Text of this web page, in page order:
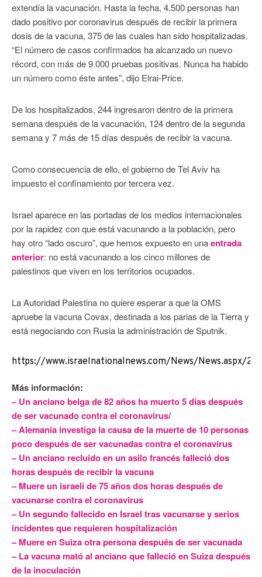
extendía la vacunación. Hasta la fecha, 4.500 personas han
dado positivo por coronavirus después de recibir la primera
dosis de la vacuna, 375 de las cuales han sido hospitalizadas.
“El número de casos confirmados ha alcanzado un nuevo
récord, con más de 9.000 pruebas positivas. Nunca ha habido
un número como éste antes”, dijo Elrai-Price.
De los hospitalizados, 244 ingresaron dentro de la primera
semana después de la vacunación, 124 dentro de la segunda
semana y 7 más de 15 días después de recibir la vacuna.
Como consecuencia de ello, el gobierno de Tel Aviv ha
impuesto el confinamiento por tercera vez.
Israel aparece en las portadas de los medios internacionales
por la rapidez con que está vacunando a la población, pero
hay otro “lado oscuro”, que hemos expuesto en unaentrada
anterior: no está vacunando a los cinco millones de
palestinos que viven en los territorios ocupados.
La Autoridad Palestina no quiere esperar a que la OMS
apruebe la vacuna Covax, destinada a los parias de la Tierra y
está negociando con Rusia la administración de Sputnik.
https://www.israelnationalnews.com/News/News.aspx/
Más información:
– Un anciano belga de 82 años ha muerto 5 días después
de ser vacunado contra el coronavirus/
– Alemania investiga la causa de la muerte de 10 personas
poco después de ser vacunadas contra el coronavirus
– Un anciano recluido en un asilo francés falleció dos
horas después de recibir la vacuna
– Muere un israelí de 75 años dos horas después de
vacunarse contra el coronavirus
– Un segundo fallecido en Israel tras vacunarse y serios
incidentes que requieren hospitalización
– Muere en Suiza otra persona después de ser vacunada
– La vacuna mató al anciano que falleció en Suiza después
de la inoculación